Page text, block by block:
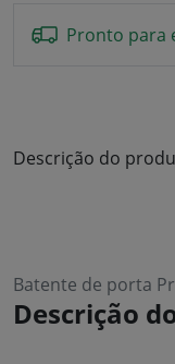
Pronto para
Descrição do
Batente de porta
Descrição